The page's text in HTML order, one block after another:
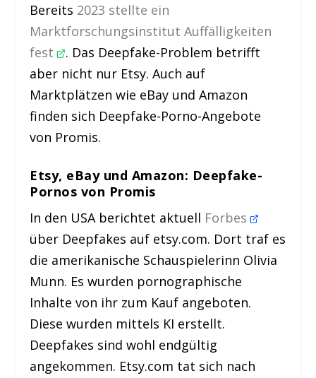
Bereits 2023 stellte ein
Marktforschungsinstitut Auffälligkeiten
fest . Das Deepfake-Problem betrifft
aber nicht nur Etsy. Auch auf
Marktplätzen wie eBay und Amazon
finden sich Deepfake-Porno-Angebote
von Promis.
Etsy, eBay und Amazon: Deepfake-
Pornos von Promis
In den USA berichtet aktuell Forbes
über Deepfakes auf etsy.com. Dort traf es
die amerikanische Schauspielerinn Olivia
Munn. Es wurden pornographische
Inhalte von ihr zum Kauf angeboten.
Diese wurden mittels KI erstellt.
Deepfakes sind wohl endgültig
angekommen. Etsy.com tat sich nach